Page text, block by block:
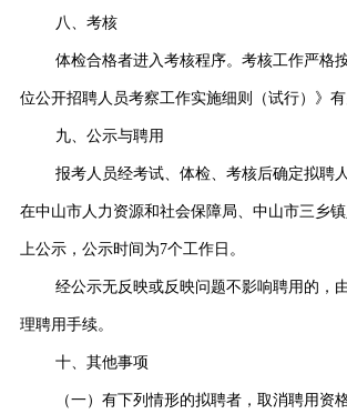
八、考核
体检合格者进入考核程序。考核工作严格
位公开招聘人员考察工作实施细则（试行）》有
九、公示与聘用
报考人员经考试、体检、考核后确定拟聘
在中山市人力资源和社会保障局、中山市三乡
上公示，公示时间为7个工作日。
经公示无反映或反映问题不影响聘用的，
理聘用手续。
十、其他事项
（一）有下列情形的拟聘者，取消聘用资